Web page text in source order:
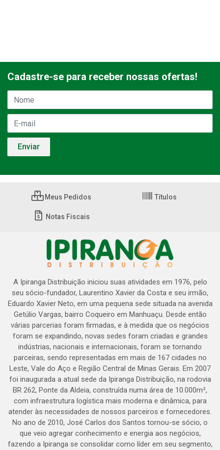
Cadastre-se para receber nossas ofertas!
Meus Pedidos Títulos
Notas Fiscais
A Ipiranga Distribuição iniciou suas atividades em 1976, pelo
seu sócio-fundador, Laurentino Xavier da Costa e seu irmão,
Eduardo Xavier Neto, em uma pequena sede situada na avenida
Getúlio Vargas, bairro Coqueiro em Manhuaçu. Desde então
várias parcerias foram firmadas, e à medida que os negócios
foram se expandindo, novas sedes foram criadas e grandes
indústrias, nacionais e internacionais, foram se tornando
parceiras, sendo representadas em mais de 167 cidades no
Leste, Vale do Aço e Região Central de Minas Gerais. Em 2007
foi inaugurada a atual sede da Ipiranga Distribuição, na rodovia
BR 262, Ponte da Aldeia, construída numa área de 10.000m²,
com infraestrutura logística mais moderna e dinâmica, para
atender às necessidades de nossos parceiros e fornecedores.
No ano de 2010, José Carlos dos Santos tornou-se sócio, o
que veio agregar conhecimento e energia aos negócios,
fazendo a Ipiranga se consolidar como líder em seu segmento,